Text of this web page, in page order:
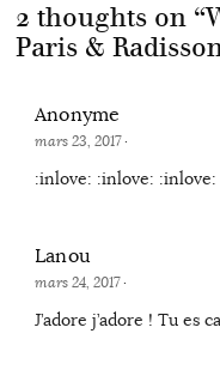
2 thoughts on “
Paris &
Anonyme
mars 23, 2017·
:inlove: :inlove: :inlove:
Lanou
mars 24, 2017·
J’adore j’adore ! Tu es